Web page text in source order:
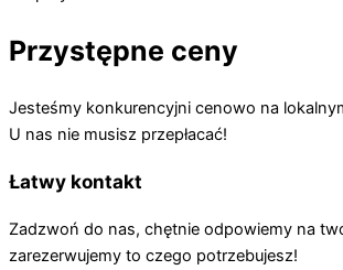
Przystępne ceny
Jesteśmy konkurencyjni cenowo na
U nas nie musisz przepłacać!
Łatwy kontakt
Zadzwoń do nas, chętnie odpowiemy na
zarezerwujemy to czego potrzebujesz!